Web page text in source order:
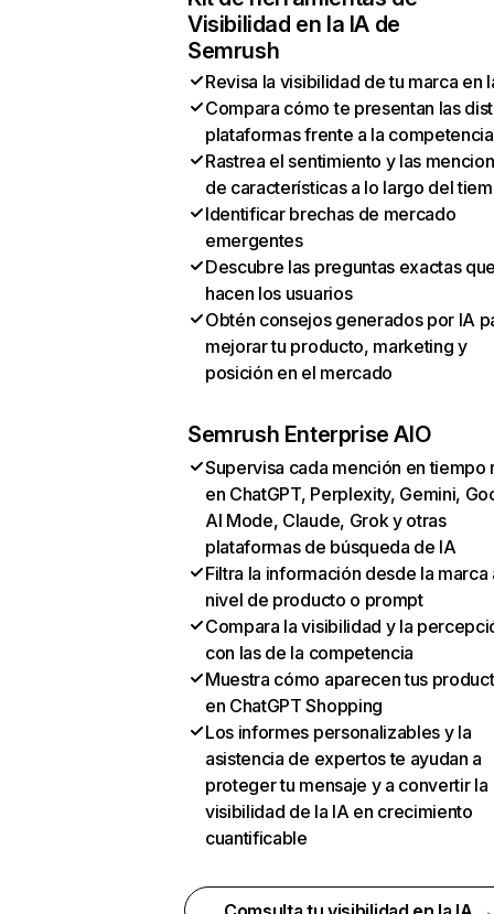
Visibilidad en la IA de
Semrush
Revisa la visibilidad de tu marca en
Compara cómo te presentan las
plataformas frente a la competencia
Rastrea el sentimiento y las
de características a lo largo del
Identificar brechas de mercado
emergentes
Descubre las preguntas exactas
hacen los usuarios
Obtén consejos generados por IA
mejorar tu producto, marketing y
posición en el mercado
Semrush Enterprise AIO
Supervisa cada mención en tiempo
en ChatGPT, Perplexity, Gemini,
AI Mode, Claude, Grok y otras
plataformas de búsqueda de IA
Filtra la información desde la marca
nivel de producto o prompt
Compara la visibilidad y la
con las de la competencia
Muestra cómo aparecen tus
en ChatGPT Shopping
Los informes personalizables y la
asistencia de expertos te ayudan a
proteger tu mensaje y a convertir la
visibilidad de la IA en crecimiento
cuantificable